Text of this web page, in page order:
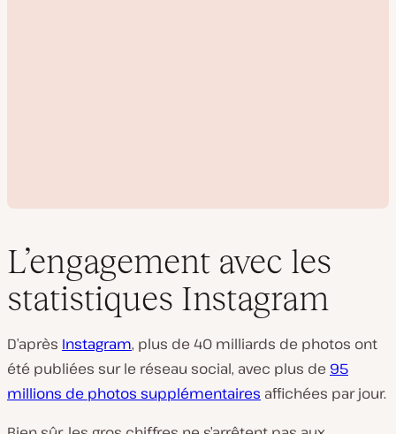
r
l
a
v
d
L’engagement avec les
statistiques Instagram
D’après Instagram, plus de 40 milliards de photos ont
été publiées sur le réseau social, avec plus de 95
millions de photos supplémentaires affichées par jour.